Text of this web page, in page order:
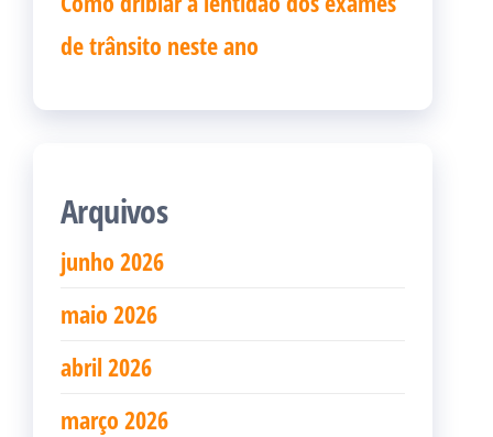
de trânsito neste ano
Arquivos
junho 2026
maio 2026
abril 2026
março 2026